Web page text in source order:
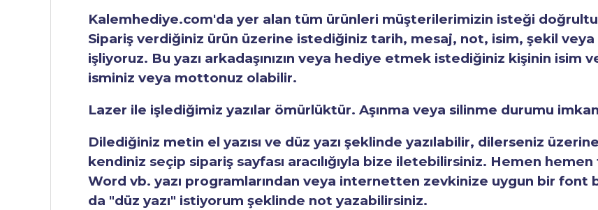
Kalemhediye.com'da yer alan tüm ürünleri müşterilerimizin isteği
Sipariş verdiğiniz ürün üzerine istediğiniz tarih, mesaj, not, isim, şekil
işliyoruz. Bu yazı arkadaşınızın veya hediye etmek istediğiniz kişinin isim
isminiz veya mottonuz olabilir.
Lazer ile işlediğimiz yazılar ömürlüktür. Aşınma veya silinme durumu
Dilediğiniz metin el yazısı ve düz yazı şeklinde yazılabilir, dilerseniz
kendiniz seçip sipariş sayfası aracılığıyla bize iletebilirsiniz. Hemen
Word vb. yazı programlarından veya internetten zevkinize uygun bir font
da "düz yazı" istiyorum şeklinde not yazabilirsiniz.